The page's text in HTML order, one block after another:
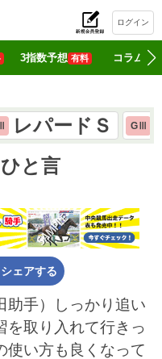
ログイン
3指数予想 有料 コラム
レパードＳ GⅢ
と言
シェアする
手）しっかり追い
を取り入れて行きっ
使い方も良くなって